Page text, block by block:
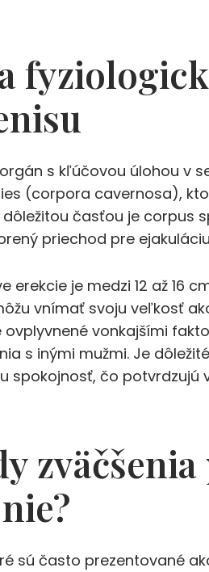
s kľúčovou úlohou v
(corpora cavernosa),
časťou je corpus
priechod pre
erekcie je medzi 12 až 16
vnímať svoju veľkosť
vonkajšími
s inými mužmi. Je
spokojnosť, čo potvrdzujú
sú často prezentované